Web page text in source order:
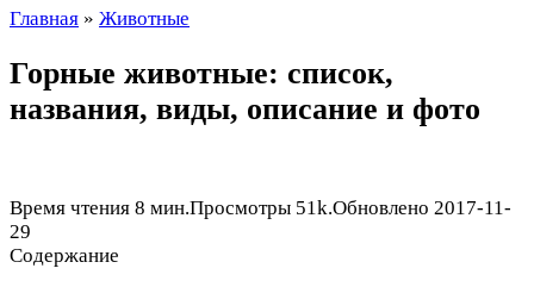
Главная » Животные
Горные животные: список,
названия, виды, описание и фото
Время чтения 8 мин.Просмотры 51k.Обновлено 2017-11-
29
Содержание